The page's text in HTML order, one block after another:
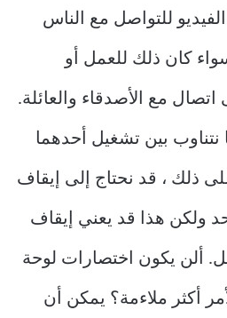
للتواصل مع الناس
كان ذلك للعمل أو
مع الأصدقاء والعائلة.
نتناوب بين تشغيل أحدهما
ذلك ، قد نحتاج إلى إيقاف
ولكن هذا قد يعني إيقاف
ألن يكون اختصارات لوحة
أكثر ملاءمة؟ يمكن أن